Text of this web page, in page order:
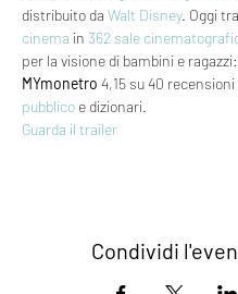
distribuito da Walt Disney. Oggi
cinema in 362 sale
per la visione di bambini e ragazzi:
MYmonetro 4,15 su 40
pubblico e dizionari.
Guarda il trailer
Condividi